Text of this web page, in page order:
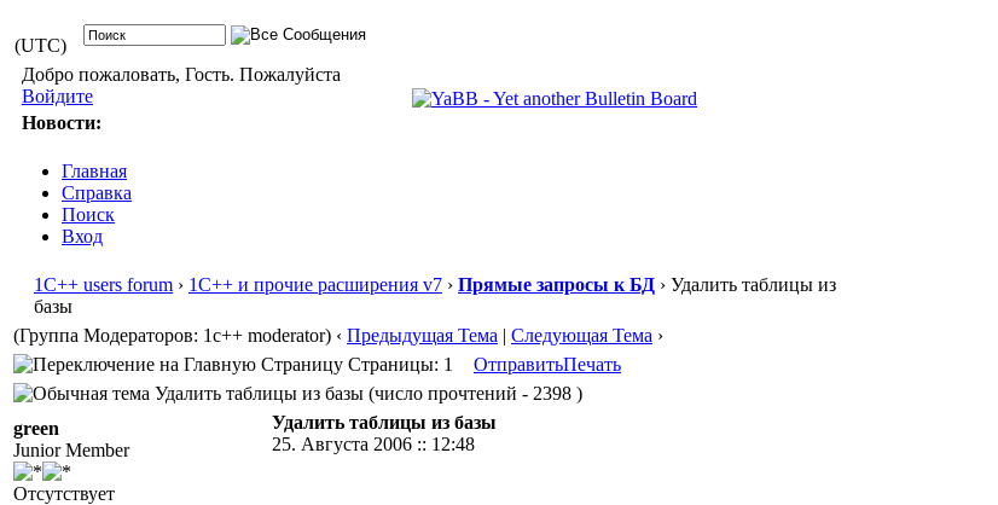
(UTC)
Добро пожаловать, Гость. Пожалуйста
Войдите
Новости:
Главная
Справка
Поиск
Вход
1С++ users forum › 1С++ и прочие расширения v7 › Прямые запросы к БД › Удалить таблицы из
базы
(Группа Модераторов: 1c++ moderator) ‹ Предыдущая Тема | Следующая Тема ›
Страницы: 1
ОтправитьПечать
Удалить таблицы из базы (число прочтений - 2398 )
green
Junior Member
Отсутствует
Удалить таблицы из базы
25. Августа 2006 :: 12:48